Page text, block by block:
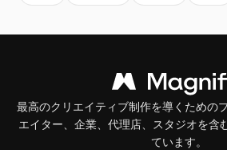
最高のクリエイティブ制作を導くための
エイター、企業、代理店、スタジオを含
ています。